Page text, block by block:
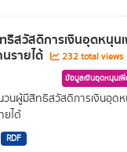
สวัสดิการเงินอุดหนุน
รายได้ 232 total views
ข้อมูลเงินอุดหนุนเพื่
วนผู้มีสิทธิสวัสดิการเงินอุด
ยได้
RDF